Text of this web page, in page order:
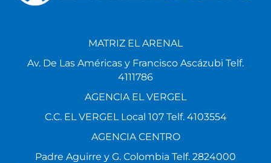
MATRIZ EL ARENAL
Av. De Las Américas y Francisco Ascázubi Telf.
4111786
AGENCIA EL VERGEL
C.C. EL VERGEL Local 107 Telf. 4103554
AGENCIA CENTRO
Padre Aguirre y G. Colombia Telf. 2824000